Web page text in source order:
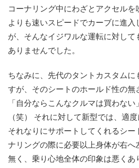
コーナリング中にわざとアクセルを
よりも速いスピードでカーブに進入
が、そんなイジワルな運転に対して
ありませんでした。
ちなみに、先代のタントカスタムに
すが、そのシートのホールド性の無
「自分ならこんなクルマは買わな
（笑） それに対して新型では、適
それなりにサポートしてくれるシー
ナリングの際に必要以上身体が右へ
無く、乗り心地全体の印象は悪くあ